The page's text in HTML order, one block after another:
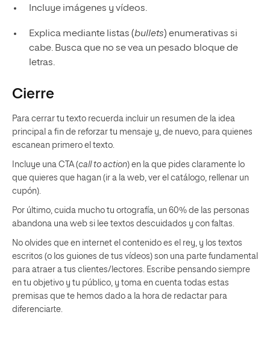
Incluye imágenes y vídeos.
Explica mediante listas (bullets) enumerativas si
cabe. Busca que no se vea un pesado bloque de
letras.
Cierre
Para cerrar tu texto recuerda incluir un resumen de la idea
principal a fin de reforzar tu mensaje y, de nuevo, para quienes
escanean primero el texto.
Incluye una CTA (call to action) en la que pides claramente lo
que quieres que hagan (ir a la web, ver el catálogo, rellenar un
cupón).
Por último, cuida mucho tu ortografía, un 60% de las personas
abandona una web si lee textos descuidados y con faltas.
No olvides que en internet el contenido es el rey, y los textos
escritos (o los guiones de tus vídeos) son una parte fundamental
para atraer a tus clientes/lectores. Escribe pensando siempre
en tu objetivo y tu público, y toma en cuenta todas estas
premisas que te hemos dado a la hora de redactar para
diferenciarte.